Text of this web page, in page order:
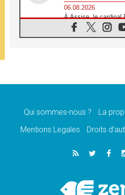
06.08.2026
À Assise, le cardinal
«les chrétiens
06.08.2026
message de paix et
«La visite du Pape
05.08.2026
Le nonce en
Léon XIV au Pérou,
un peuple en quête
Qui sommes-nous ? La
Mentions Legales
Droits